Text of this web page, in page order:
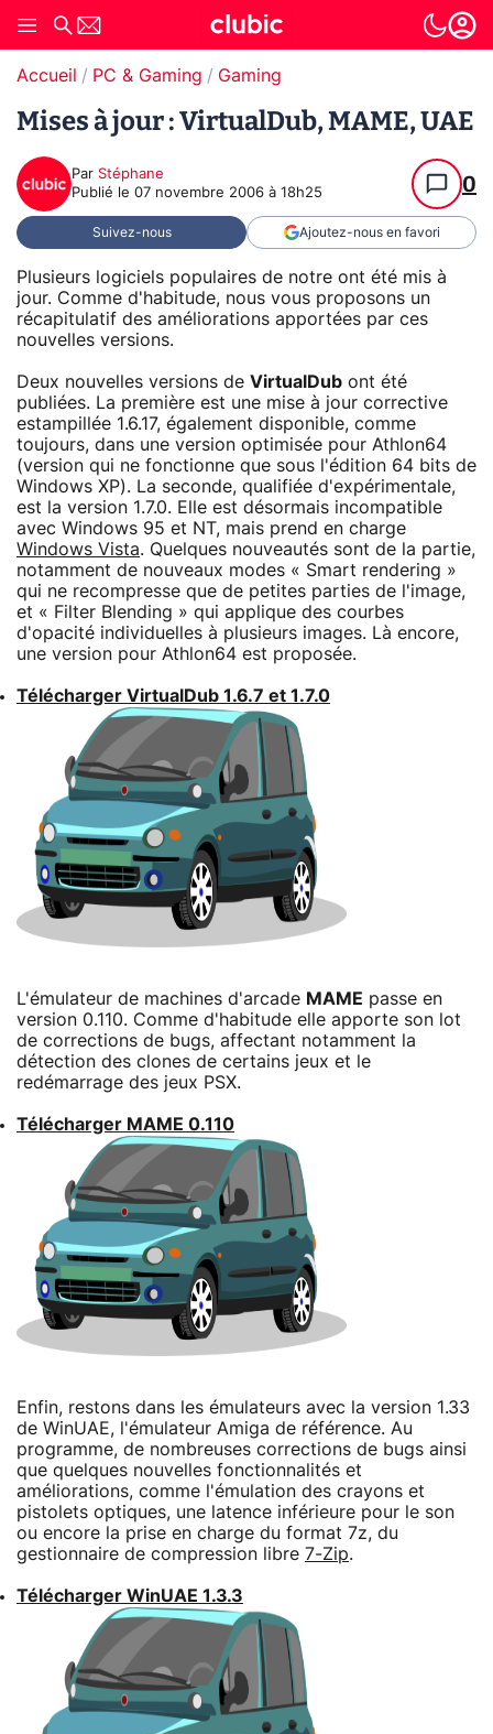
Accueil PC & Gaming Gaming
Mises à jour : VirtualDub, MAME, UAE
Par Stéphane
Publié le 07 novembre 2006 à 18h25 0
Suivez-nous Ajoutez-nous en favori
Plusieurs logiciels populaires de notre ont été mis à
jour. Comme d'habitude, nous vous proposons un
récapitulatif des améliorations apportées par ces
nouvelles versions.
Deux nouvelles versions de VirtualDub ont été
publiées. La première est une mise à jour corrective
estampillée 1.6.17, également disponible, comme
toujours, dans une version optimisée pour Athlon64
(version qui ne fonctionne que sous l'édition 64 bits de
Windows XP). La seconde, qualifiée d'expérimentale,
est la version 1.7.0. Elle est désormais incompatible
avec Windows 95 et NT, mais prend en charge
Windows Vista. Quelques nouveautés sont de la partie,
notamment de nouveaux modes « Smart rendering »
qui ne recompresse que de petites parties de l'image,
et « Filter Blending » qui applique des courbes
d'opacité individuelles à plusieurs images. Là encore,
une version pour Athlon64 est proposée.
Télécharger VirtualDub 1.6.7 et 1.7.0
L'émulateur de machines d'arcade MAME passe en
version 0.110. Comme d'habitude elle apporte son lot
de corrections de bugs, affectant notamment la
détection des clones de certains jeux et le
redémarrage des jeux PSX.
Télécharger MAME 0.110
Enfin, restons dans les émulateurs avec la version 1.33
de WinUAE, l'émulateur Amiga de référence. Au
programme, de nombreuses corrections de bugs ainsi
que quelques nouvelles fonctionnalités et
améliorations, comme l'émulation des crayons et
pistolets optiques, une latence inférieure pour le son
ou encore la prise en charge du format 7z, du
gestionnaire de compression libre 7-Zip.
Télécharger WinUAE 1.3.3